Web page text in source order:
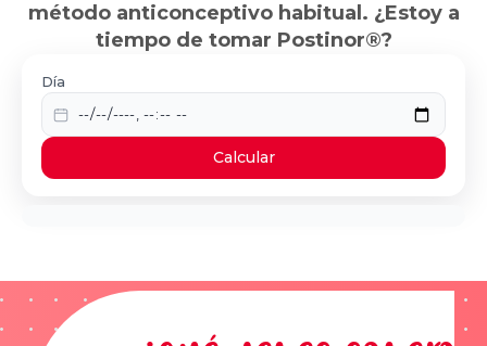
método anticonceptivo habitual. ¿Estoy a
tiempo de tomar Postinor®?
Día
Calcular